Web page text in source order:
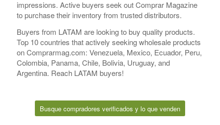
impressions. Active buyers seek out Comprar Magazine
to purchase their inventory from trusted distributors.
Buyers from LATAM are looking to buy quality products.
Top 10 countries that actively seeking wholesale products
on Comprarmag.com: Venezuela, Mexico, Ecuador, Peru,
Colombia, Panama, Chile, Bolivia, Uruguay, and
Argentina. Reach LATAM buyers!
Busque compradores verificados y lo que venden